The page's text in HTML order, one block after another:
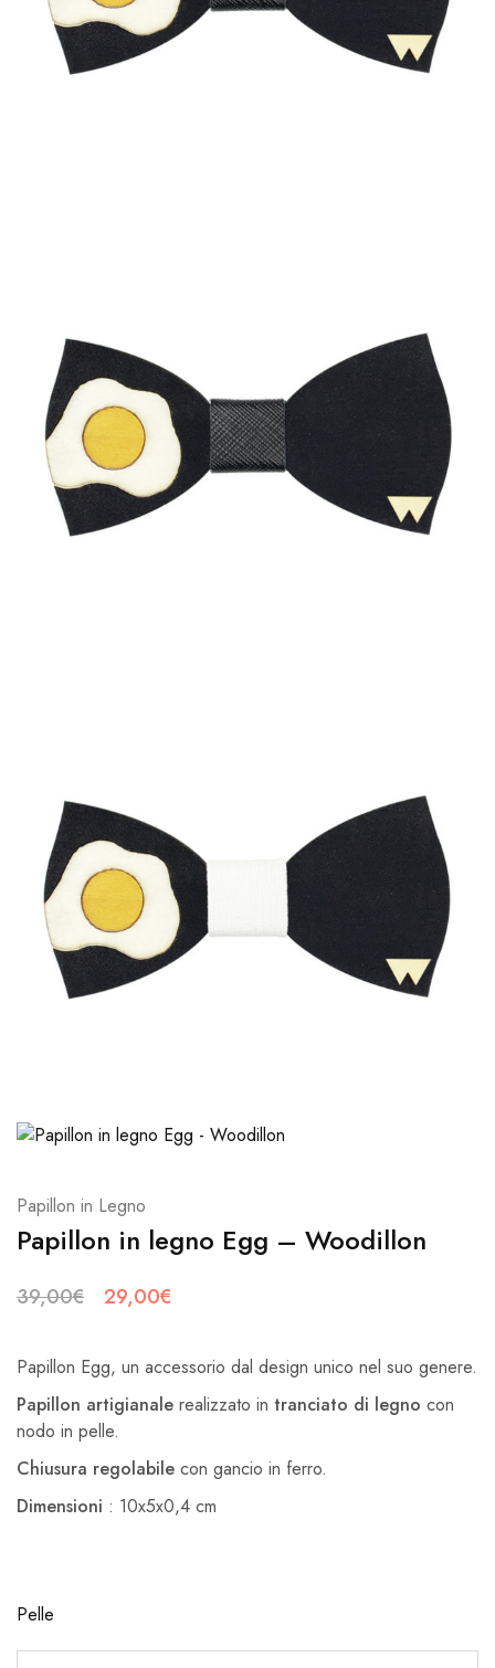
Papillon in Legno
Papillon in legno Egg – Woodillon
39,00€
Il
era:
39,00€.
29,00€
attuale
29,00€.
Papillon Egg, un accessorio dal design unico nel suo genere.
Papillon artigianale realizzato in tranciato di legno con
nodo in pelle.
Chiusura regolabile con gancio in ferro.
Dimensioni : 10x5x0,4 cm
Pelle